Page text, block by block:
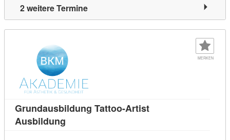
2 weitere Termine
MERKEN
Grundausbildung Tattoo-Artist
Ausbildung